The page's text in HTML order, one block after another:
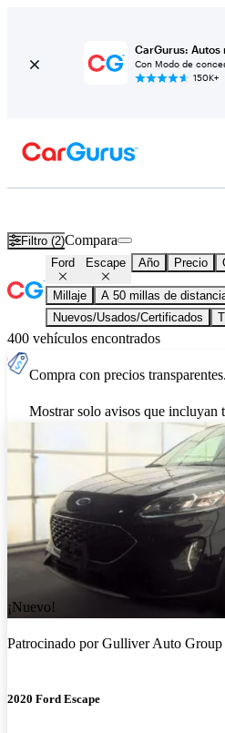
CarGurus: Autos
Con Modo de
150K+
Filtro (2)Compara
Ford Escape Año Precio
Millaje A 50 millas de
Nuevos/Usados/Certificados
400 vehículos encontrados
Compra con precios transparentes.
Mostrar solo avisos que incluyan
¡Nuevo!
Patrocinado porGulliver Auto Group
2020 Ford Escape